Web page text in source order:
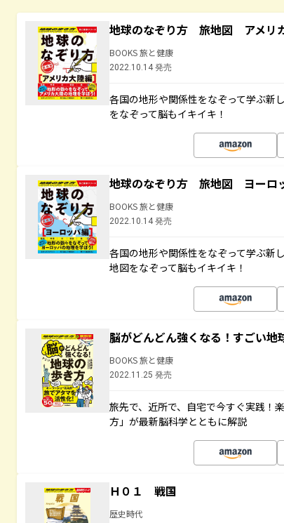
地球のなぞり方 旅地図 アメリ
BOOKS 旅と健康
2022.10.14 発売
各国の地形や関係性をなぞって学ぶ新
をなぞって脳もイキイキ！
地球のなぞり方 旅地図 ヨーロ
BOOKS 旅と健康
2022.10.14 発売
各国の地形や関係性をなぞって学ぶ新
地図をなぞって脳もイキイキ！
脳がどんどん強くなる！すごい地
BOOKS 旅と健康
2022.11.25 発売
旅先で、近所で、自宅で今すぐ実践！
方」が最新脳科学とともに解説
Ｈ０１ 戦国
歴史時代